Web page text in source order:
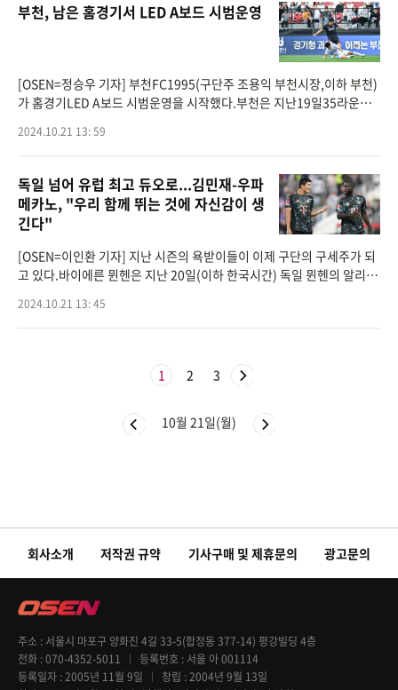
부천, 남은 홈경기서 LED A보드 시범운영
[OSEN=정승우 기자] 부천FC1995(구단주 조용익 부천시장,이하 부천)
가 홈경기LED A보드 시범운영을 시작했다.부천은 지난19일35라운드
LED A보드의 정식운영을 위한 시
2024.10.21 13: 59
독일 넘어 유럽 최고 듀오로...김민재-우파
메카노, "우리 함께 뛰는 것에 자신감이 생
긴다"
[OSEN=이인환 기자] 지난 시즌의 욕받이들이 이제 구단의 구세주가 되
고 있다.바이에른 뮌헨은 지난 20일(이하 한국시간) 독일 뮌헨의 알리안
홈 경기에서 후반에
2024.10.21 13: 45
1 2 3
10월 21일(월)
회사소개 저작권 규약 기사구매 및 제휴문의 광고문의
주소
서울시 마포구 양화진 4길 33-5(합정동 377-14) 평강빌딩 4층
전화 070-4352-5011 등록번호
서울 아 001114
등록일자 2005년 11월 9일 창립 2004년 9월 13일